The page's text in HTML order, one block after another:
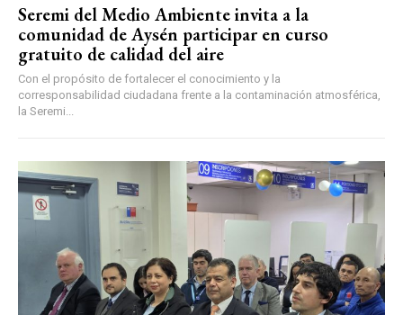
Seremi del Medio Ambiente invita a la
comunidad de Aysén participar en curso
gratuito de calidad del aire
Con el propósito de fortalecer el conocimiento y la
corresponsabilidad ciudadana frente a la contaminación atmosférica,
la Seremi...